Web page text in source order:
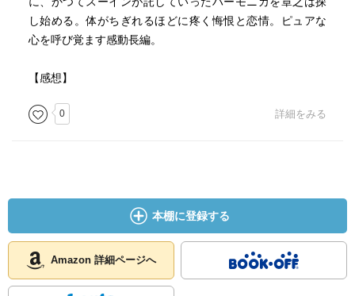
し始める。体がちぎれるほどに疼く悔恨と恋情。ピュアな
心を呼び覚ます感動長編。
【感想】
0 詳細をみる
本棚に登録する
Amazon 詳細ページへ